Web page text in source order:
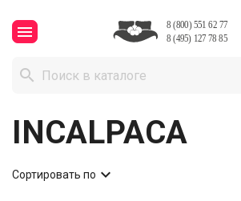


INCALPACA
Сортировать по 